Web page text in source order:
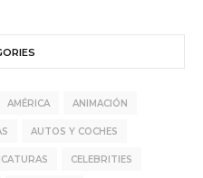
AMÉRICA ANIMACIÓN
AUTOS Y COCHES
CELEBRITIES